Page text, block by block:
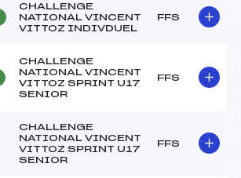
CHALLENGE
NATIONAL VINCENT
VITTOZ INDIVDUEL
FFS
CHALLENGE
NATIONAL VINCENT
VITTOZ SPRINT U17
SENIOR
FFS
CHALLENGE
NATIONAL VINCENT
VITTOZ SPRINT U17
SENIOR
FFS